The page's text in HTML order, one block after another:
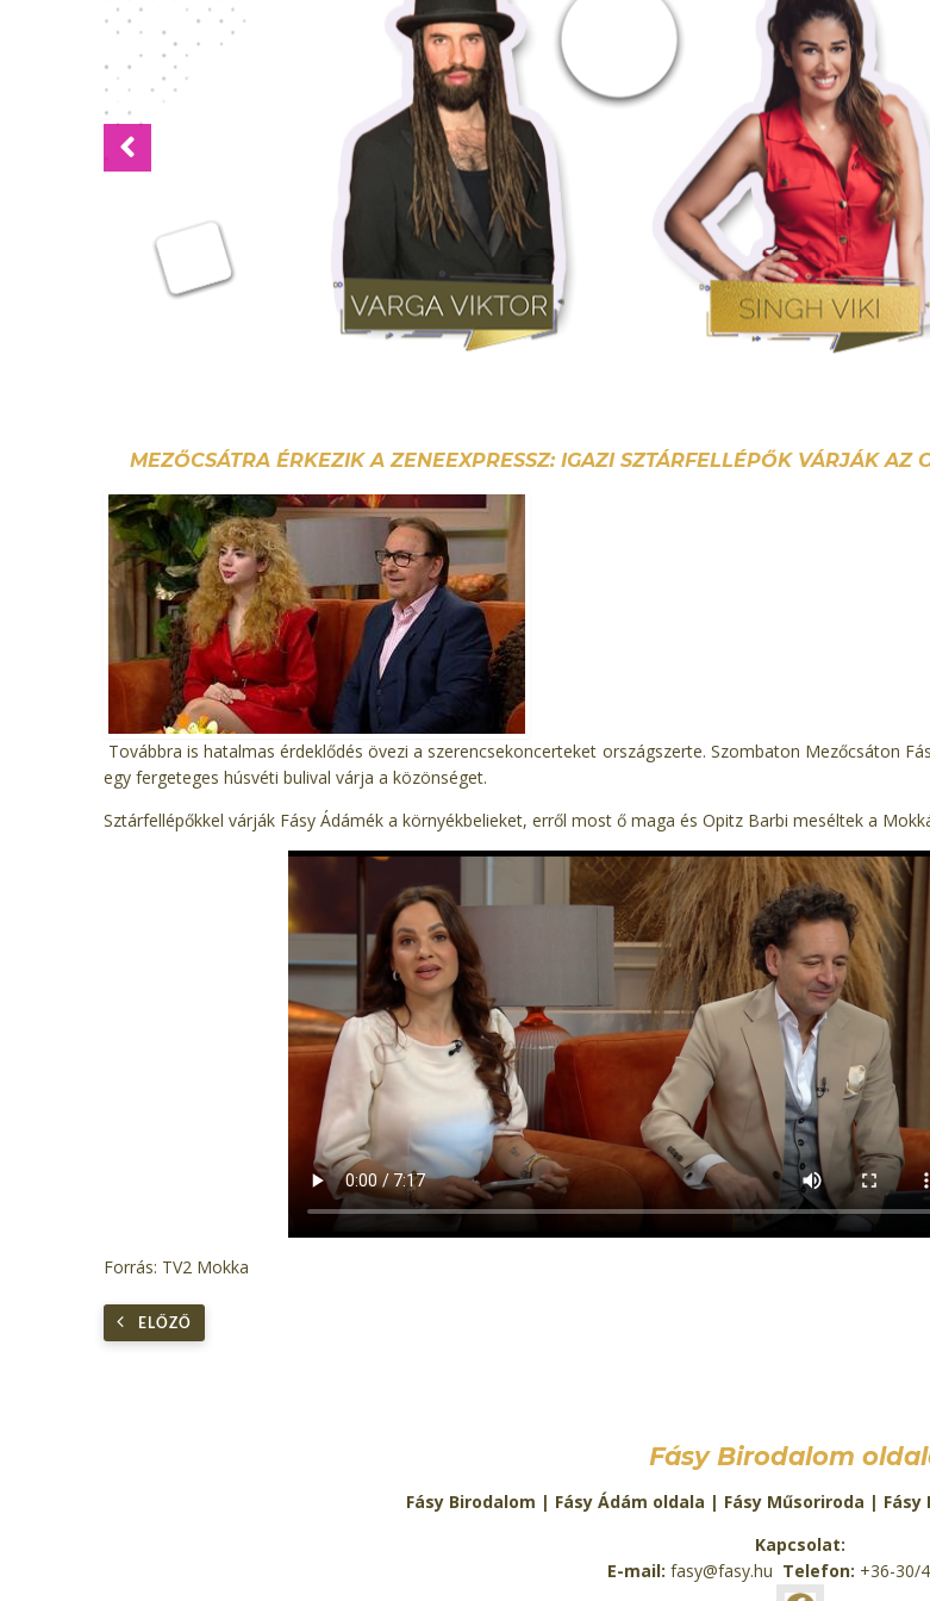
Previous
MEZŐCSÁTRA ÉRKEZIK A ZENEEXPRESSZ: IGAZI SZTÁRFELLÉPŐK VÁRJÁK AZ
Továbbra is hatalmas érdeklődés övezi a szerencsekoncerteket országszerte. Szombaton Mezőcsáton
egy fergeteges húsvéti bulival várja a közönséget.
Sztárfellépőkkel várják Fásy Ádámék a környékbelieket, erről most ő maga és Opitz Barbi meséltek a
Forrás: TV2 Mokka
ELŐZŐ
Fásy Birodalom
Fásy Birodalom | Fásy Ádám oldala | Fásy Műsoriroda | Fásy
Kapcsolat:
E-mail: fasy@fasy.hu Telefon: +36-30/